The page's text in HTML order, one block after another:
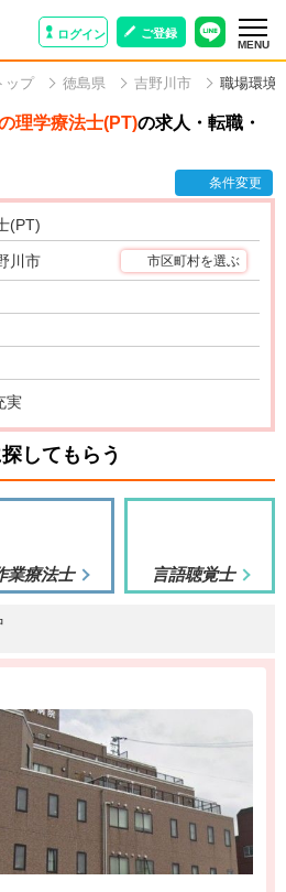
ログイン ご登録
MENU
ップ 徳島県 吉野川市 職場環境
理学療法士(PT)の求人・転職・
条件変更
(PT)
川市 市区町村を選ぶ
実
してもらう
業療法士 言語聴覚士